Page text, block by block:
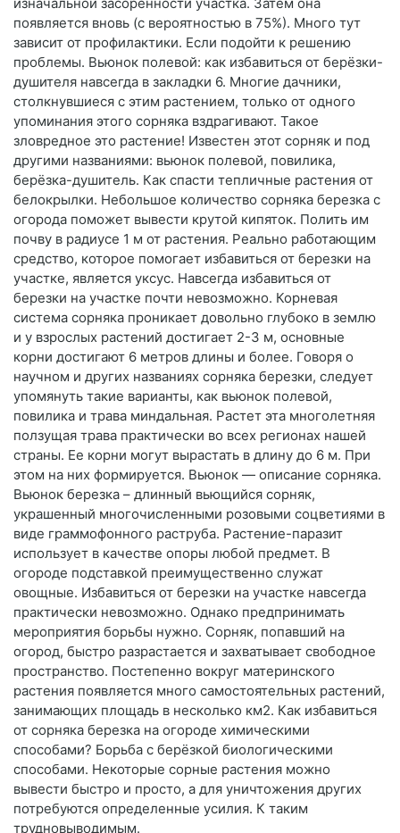
появляется вновь (с вероятностью в 75%). Много тут
зависит от профилактики. Если подойти к решению
проблемы. Вьюнок полевой: как избавиться от берёзки-
душителя навсегда в закладки 6. Многие дачники,
столкнувшиеся с этим растением, только от одного
упоминания этого сорняка вздрагивают. Такое
зловредное это растение! Известен этот сорняк и под
другими названиями: вьюнок полевой, повилика,
берёзка-душитель. Как спасти тепличные растения от
белокрылки. Небольшое количество сорняка березка с
огорода поможет вывести крутой кипяток. Полить им
почву в радиусе 1 м от растения. Реально работающим
средство, которое помогает избавиться от березки на
участке, является уксус. Навсегда избавиться от
березки на участке почти невозможно. Корневая
система сорняка проникает довольно глубоко в землю
и у взрослых растений достигает 2-3 м, основные
корни достигают 6 метров длины и более. Говоря о
научном и других названиях сорняка березки, следует
упомянуть такие варианты, как вьюнок полевой,
повилика и трава миндальная. Растет эта многолетняя
ползущая трава практически во всех регионах нашей
страны. Ее корни могут вырастать в длину до 6 м. При
этом на них формируется. Вьюнок — описание сорняка.
Вьюнок березка – длинный вьющийся сорняк,
украшенный многочисленными розовыми соцветиями в
виде граммофонного раструба. Растение-паразит
использует в качестве опоры любой предмет. В
огороде подставкой преимущественно служат
овощные. Избавиться от березки на участке навсегда
практически невозможно. Однако предпринимать
мероприятия борьбы нужно. Сорняк, попавший на
огород, быстро разрастается и захватывает свободное
пространство. Постепенно вокруг материнского
растения появляется много самостоятельных растений,
занимающих площадь в несколько км2. Как избавиться
от сорняка березка на огороде химическими
способами? Борьба с берёзкой биологическими
способами. Некоторые сорные растения можно
вывести быстро и просто, а для уничтожения других
потребуются определенные усилия. К таким
трудновыводимым.